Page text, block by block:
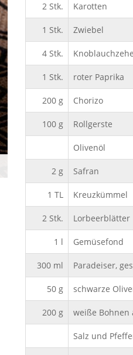
2 Stk. Karotten
1 Stk. Zwiebel
4 Stk.
1 Stk. roter Paprika
200 g Chorizo
100 g Rollgerste
Olivenöl
2 g Safran
1 TL Kreuzkümmel
2 Stk. Lorbeerblätter
1 l Gemüsefond
300 ml Paradeiser,
50 g schwarze
200 g weiße Bohnen
Salz und